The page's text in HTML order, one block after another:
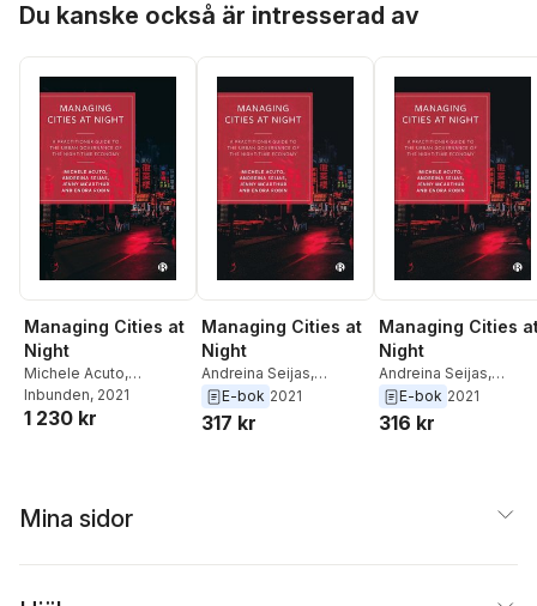
Anwar Kazi Nazrul
Recio
Anwar
Recio
Du kanske också är intresserad av
Managing Cities at
Night
Michele Acuto,
Andreina Seijas
McArthur,Enora Robin
Inbunden, 2021
1 230 kr
Managing Cities at
Night
Andreina Seijas,
Michele Acuto
E-bok 2021
317 kr
Managing Cities
Night
Andreina Seijas,
Michele Acuto
E-bok 2021
316 kr
Mina sidor